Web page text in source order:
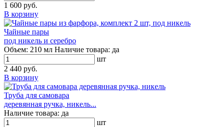
1 600 руб.
В корзину
Чайные пары
под никель и серебро
Объем: 210 мл Наличие товара: да
шт
2 440 руб.
В корзину
Труба для самовара
деревянная ручка, никель...
Наличие товара: да
шт